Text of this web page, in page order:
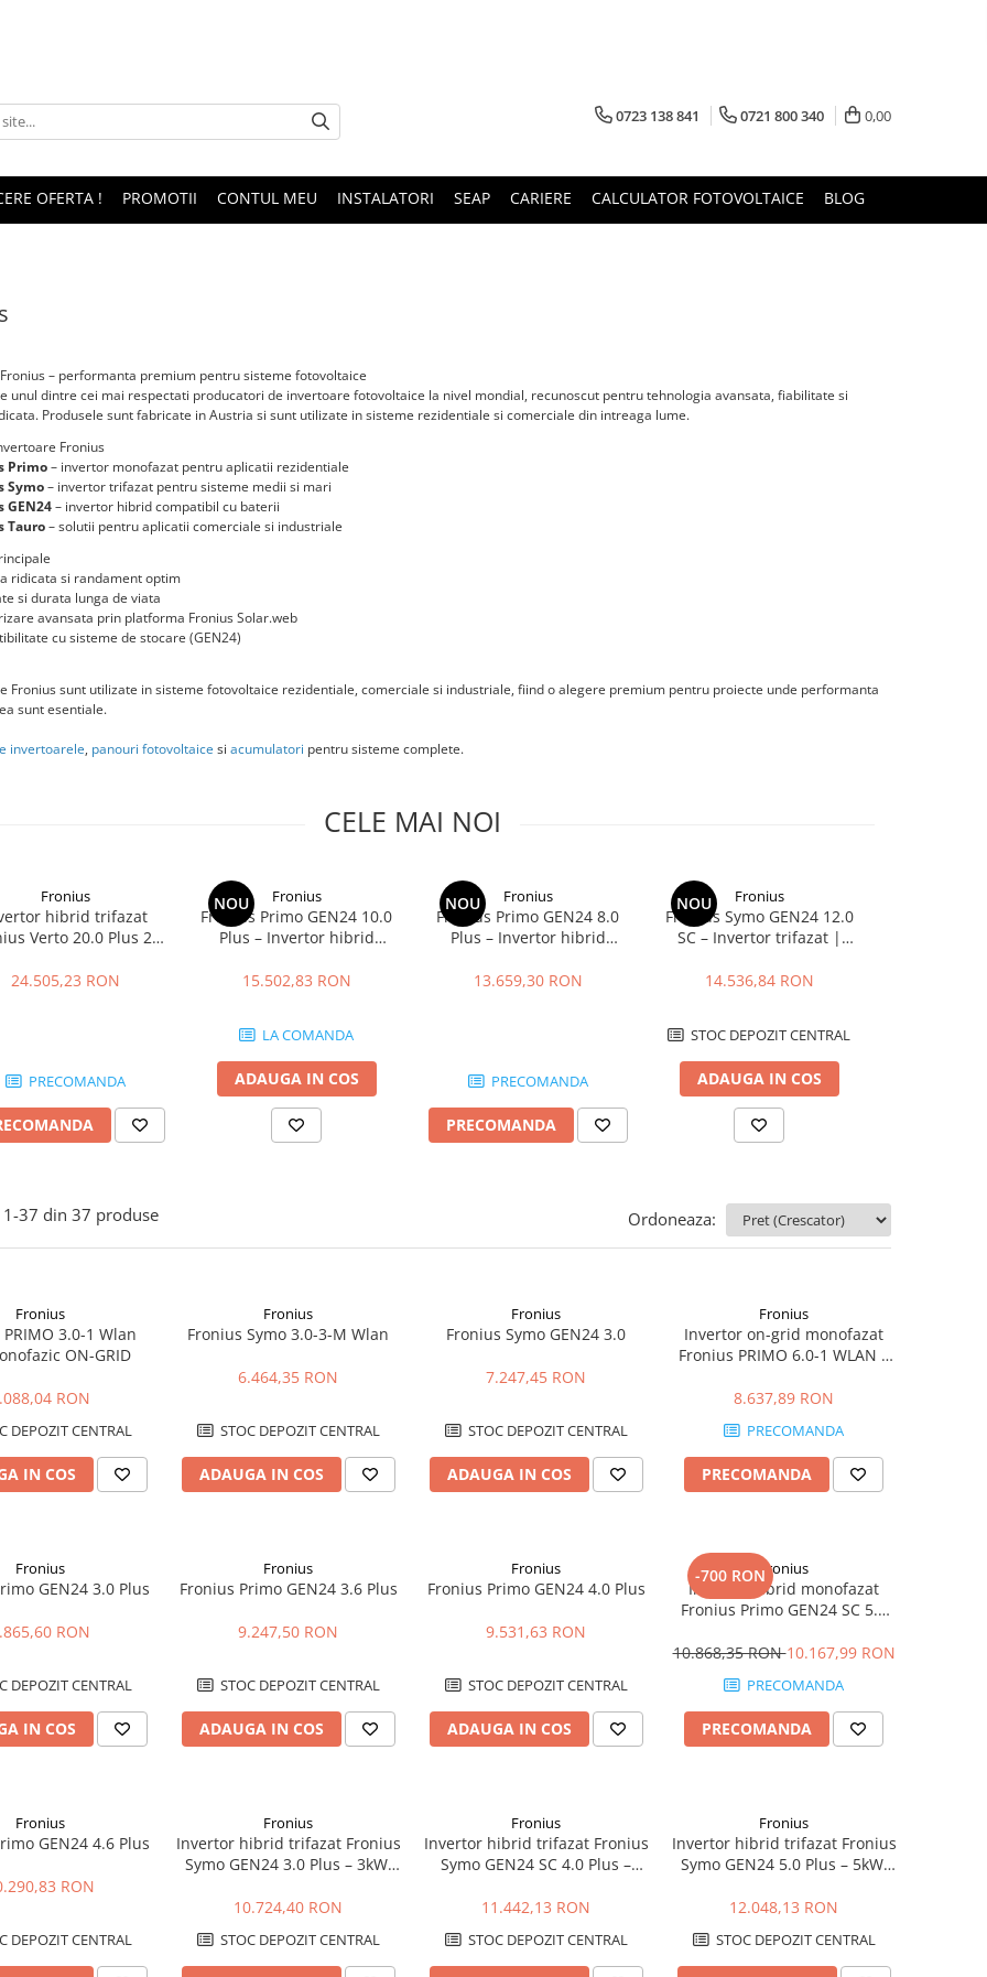
0723 138 841 0721 800 340 0,00
OFERTA ! PROMOTII CONTUL MEU INSTALATORI SEAP CARIERE CALCULATOR FOTOVOLTAICE BLOG
– performanta premium pentru sisteme fotovoltaice
unul dintre cei mai respectati producatori de invertoare fotovoltaice la nivel mondial, recunoscut pentru tehnologia avansata, fiabilitate si
Produsele sunt fabricate in Austria si sunt utilizate in sisteme rezidentiale si comerciale din intreaga lume.
Fronius
Primo– invertor monofazat pentru aplicatii rezidentiale
Symo– invertor trifazat pentru sisteme medii si mari
GEN24– invertor hibrid compatibil cu baterii
Tauro– solutii pentru aplicatii comerciale si industriale
ridicata si randament optim
si durata lunga de viata
avansata prin platforma Fronius Solar.web
cu sisteme de stocare (GEN24)
Fronius sunt utilizate in sisteme fotovoltaice rezidentiale, comerciale si industriale, fiind o alegere premium pentru proiecte unde performanta
sunt esentiale.
invertoarele, panouri fotovoltaice si acumulatori pentru sisteme complete.
CELE MAI NOI
Fronius
hibrid trifazat
Verto 20.0 Plus 20
24.505,23 RON
PRECOMANDA
NOU Fronius
Fronius Primo GEN24 10.0
Plus – Invertor hibrid
15.502,83 RON
LA COMANDA
ADAUGA IN COS
NOU Fronius
Fronius Primo GEN24 8.0
Plus – Invertor hibrid
de Fotovoltaice
13.659,30 RON
PRECOMANDA
PRECOMANDA
NOU Fronius
Fronius Symo GEN24 12.0
SC – Invertor trifazat |
14.536,84 RON
STOC DEPOZIT CENTRAL
ADAUGA IN COS
1-37 din 37 produse Ordoneaza:
Fronius
3.0-1 Wlan
ON-GRID
RON
DEPOZIT CENTRAL
IN COS
Fronius
Fronius Symo 3.0-3-M Wlan
6.464,35 RON
STOC DEPOZIT CENTRAL
ADAUGA IN COS
Fronius
Fronius Symo GEN24 3.0
7.247,45 RON
STOC DEPOZIT CENTRAL
ADAUGA IN COS
Fronius
Invertor on-grid monofazat
Fronius PRIMO 6.0-1 WLAN –
97.8%
8.637,89 RON
PRECOMANDA
PRECOMANDA
Fronius
GEN24 3.0 Plus
RON
DEPOZIT CENTRAL
IN COS
Fronius
Fronius Primo GEN24 3.6 Plus
9.247,50 RON
STOC DEPOZIT CENTRAL
ADAUGA IN COS
Fronius
Fronius Primo GEN24 4.0 Plus
9.531,63 RON
STOC DEPOZIT CENTRAL
ADAUGA IN COS
-700 RONFronius
Invertor hibrid monofazat
Fronius Primo GEN24 SC 5.0
Eficienta 98.2%
10.868,35 RON10.167,99 RON
PRECOMANDA
PRECOMANDA
Fronius
GEN24 4.6 Plus
RON
DEPOZIT CENTRAL
Fronius
Invertor hibrid trifazat Fronius
Symo GEN24 3.0 Plus – 3kW,
ridicata
10.724,40 RON
STOC DEPOZIT CENTRAL
Fronius
Invertor hibrid trifazat Fronius
Symo GEN24 SC 4.0 Plus –
98.1%
11.442,13 RON
STOC DEPOZIT CENTRAL
Fronius
Invertor hibrid trifazat Fronius
Symo GEN24 5.0 Plus – 5kW,
12.048,13 RON
STOC DEPOZIT CENTRAL